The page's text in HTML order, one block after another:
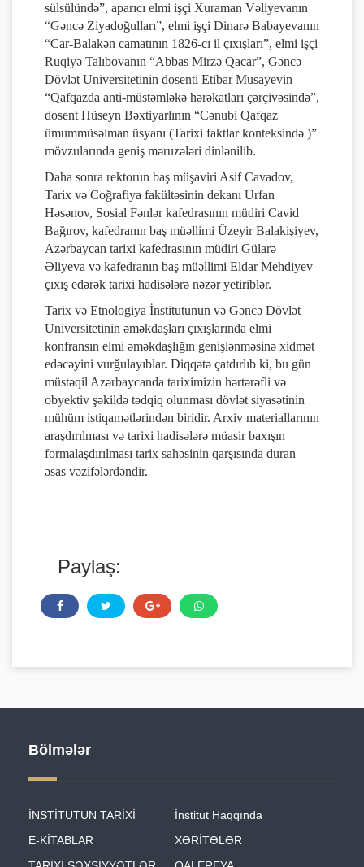
sülsülündə”, aparıcı elmi işçi Xuraman Vəliyevanın
“Gəncə Ziyadoğulları”, elmi işçi Dinarə Babayevanın
“Car-Balakən camatının 1826-cı il çıxışları”, elmi işçi
Ruqiyə Talıbovanın “Abbas Mirzə Qacar”, Gəncə
Dövlət Universitetinin dosenti Etibar Musayevin
“Qafqazda anti-müstəmləkə hərəkatları çərçivəsində”,
dosent Hüseyn Bəxtiyarlının “Cənubi Qafqaz
ümummüsəlman üsyanı (Tarixi faktlar konteksində )”
mövzularında geniş məruzələri dinlənilib.
Daha sonra rektorun baş müşaviri Asif Cavadov,
Tarix və Coğrafiya fakültəsinin dekanı Urfan
Həsənov, Sosial Fənlər kafedrasının müdiri Cavid
Bağırov, kafedranın baş müəllimi Üzeyir Balakişiyev,
Azərbaycan tarixi kafedrasının müdiri Gülarə
Əliyeva və kafedranın baş müəllimi Eldar Mehdiyev
çıxış edərək tarixi hadisələrə nəzər yetiriblər.
Tarix və Etnologiya İnstitutunun və Gəncə Dövlət
Universitetinin əməkdaşları çıxışlarında elmi
konfransın elmi əməkdaşlığın genişlənməsinə xidmət
edəcəyini vurğulayıblar. Diqqətə çatdırlıb ki, bu gün
müstəqil Azərbaycanda tariximizin hərtərəfli və
obyektiv şəkildə tədqiq olunması dövlət siyasətinin
mühüm istiqamətlərindən biridir. Arxiv materiallarının
araşdırılması və tarixi hadisələrə müasir baxışın
formalaşdırılması tarix sahəsinin qarşısında duran
əsas vəzifələrdəndir.
Paylaş:
Bölmələr
İNSTİTUTUN TARİXİ
İnstitut Haqqında
E-KİTABLAR
XƏRİTƏLƏR